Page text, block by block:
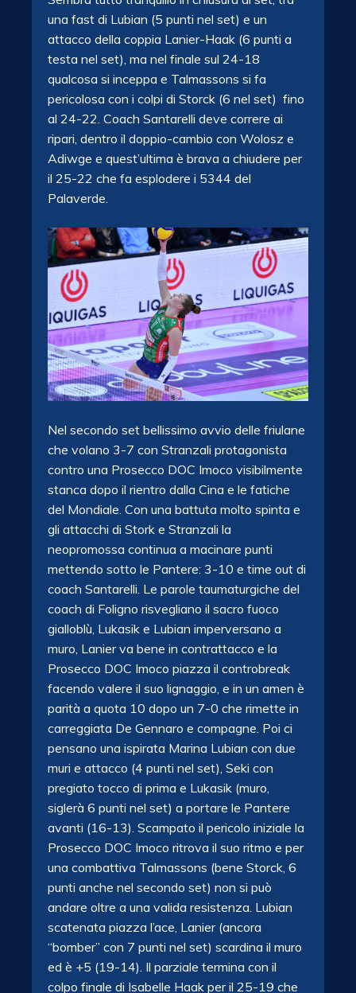
una fast di Lubian (5 punti nel set) e un
attacco della coppia Lanier-Haak (6 punti a
testa nel set), ma nel finale sul 24-18
qualcosa si inceppa e Talmassons si fa
pericolosa con i colpi di Storck (6 nel set) fino
al 24-22. Coach Santarelli deve correre ai
ripari, dentro il doppio-cambio con Wolosz e
Adiwge e quest’ultima è brava a chiudere per
il 25-22 che fa esplodere i 5344 del
Palaverde.
Nel secondo set bellissimo avvio delle friulane
che volano 3-7 con Stranzali protagonista
contro una Prosecco DOC Imoco visibilmente
stanca dopo il rientro dalla Cina e le fatiche
del Mondiale. Con una battuta molto spinta e
gli attacchi di Stork e Stranzali la
neopromossa continua a macinare punti
mettendo sotto le Pantere: 3-10 e time out di
coach Santarelli. Le parole taumaturgiche del
coach di Foligno risvegliano il sacro fuoco
gialloblù, Lukasik e Lubian imperversano a
muro, Lanier va bene in contrattacco e la
Prosecco DOC Imoco piazza il controbreak
facendo valere il suo lignaggio, e in un amen è
parità a quota 10 dopo un 7-0 che rimette in
carreggiata De Gennaro e compagne. Poi ci
pensano una ispirata Marina Lubian con due
muri e attacco (4 punti nel set), Seki con
pregiato tocco di prima e Lukasik (muro,
siglerà 6 punti nel set) a portare le Pantere
avanti (16-13). Scampato il pericolo iniziale la
Prosecco DOC Imoco ritrova il suo ritmo e per
una combattiva Talmassons (bene Storck, 6
punti anche nel secondo set) non si può
andare oltre a una valida resistenza. Lubian
scatenata piazza l’ace, Lanier (ancora
“bomber” con 7 punti nel set) scardina il muro
ed è +5 (19-14). Il parziale termina con il
colpo finale di Isabelle Haak per il 25-19 che